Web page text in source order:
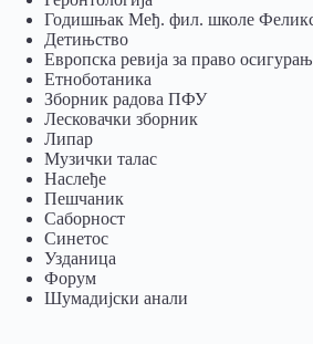
Годишњак Међ. фил. школе Феликс
Детињство
Европска ревија за право
Eтноботаника
Зборник радова ПФУ
Лесковачки зборник
Липар
Музички талас
Наслеђе
Пешчаник
Саборност
Синетос
Узданица
Форум
Шумадијски анали